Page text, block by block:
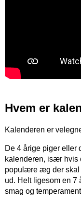
Hvem er
Kalenderen er
De 4 årige piger eller
kalenderen, især hvis
populære æg der skal
ud. Helt ligesom en 7
smag og